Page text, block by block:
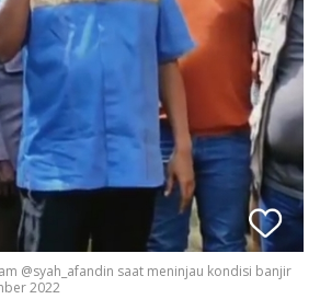
@syah_afandin saat meninjau kondisi banjir
2022